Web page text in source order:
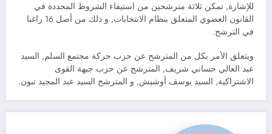
للإشارة, تمكن ثلاثة مترشحين من استيفاء الشروط المحددة في
القانون العضوي المتعلق بنظام الانتخابات, و ذلك من أصل 16 راغبا
في الترشح.
ويتعلق الأمر بكل من المترشح عن حزب حركة مجتمع السلم, السيد
عبد العالي حساني شريف, المترشح عن حزب جبهة القوى
الاشتراكية, السيد يوسف أوشيش, و المترشح السيد عبد المجيد تبون.